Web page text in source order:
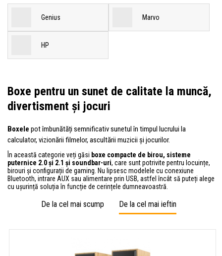
Genius Marvo
HP
Boxe pentru un sunet de calitate la muncă,
divertisment și jocuri
Boxele pot îmbunătăți semnificativ sunetul în timpul lucrului la
calculator, vizionării filmelor, ascultării muzicii și jocurilor.
În această categorie veți găsi boxe compacte de birou, sisteme
puternice 2.0 și 2.1 și soundbar-uri, care sunt potrivite pentru locuințe,
birouri și configurații de gaming. Nu lipsesc modelele cu conexiune
Bluetooth, intrare AUX sau alimentare prin USB, astfel încât să puteți alege
cu ușurință soluția în funcție de cerințele dumneavoastră.
De la cel mai scump De la cel mai ieftin